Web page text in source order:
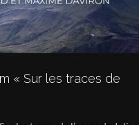
« Sur les traces de